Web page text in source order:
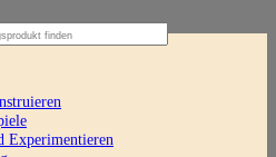
Experimentieren